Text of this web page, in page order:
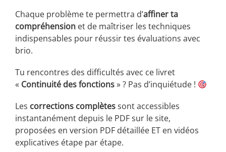
Chaque problème te permettra d’affiner ta
compréhension et de maîtriser les techniques
indispensables pour réussir tes évaluations avec
brio.
Tu rencontres des difficultés avec ce livret
« Continuité des fonctions​ » ? Pas d’inquiétude !
Les corrections complètessont accessibles
instantanément depuis le PDF sur le site,
proposées en version PDF détaillée ET en vidéos
explicatives étape par étape.